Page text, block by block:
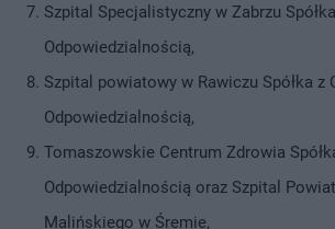
Szpital Specjalistyczny w Zabrzu
Odpowiedzialnością,
Szpital powiatowy w Rawiczu Spółka z
Odpowiedzialnością,
Tomaszowskie Centrum Zdrowia
Odpowiedzialnością oraz Szpital
Malińskiego w Śremie,